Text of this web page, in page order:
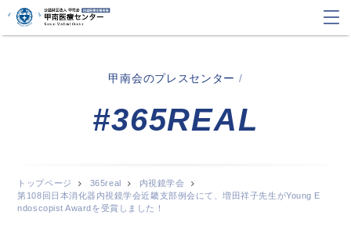
甲南会のプレスセンター /
#365REAL
トップページ 365real
内視鏡学会
第108回日本消化器内視鏡学会近畿支部例会にて、増田祥子先生がYoung E
ndoscopist Awardを受賞しました！